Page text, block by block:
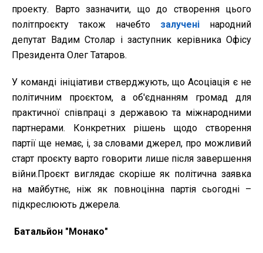
проекту. Варто зазначити, що до створення цього
політпроєкту також начебто залучені народний
депутат Вадим Столар і заступник керівника Офісу
Президента Олег Татаров.
У команді ініціативи стверджують, що Асоціація є не
політичним проєктом, а об'єднанням громад для
практичної співпраці з державою та міжнародними
партнерами. Конкретних рішень щодо створення
партії ще немає, і, за словами джерел, про можливий
старт проєкту варто говорити лише після завершення
війни.Проєкт виглядає скоріше як політична заявка
на майбутнє, ніж як повноцінна партія сьогодні –
підкреслюють джерела.
Батальйон "Монако"